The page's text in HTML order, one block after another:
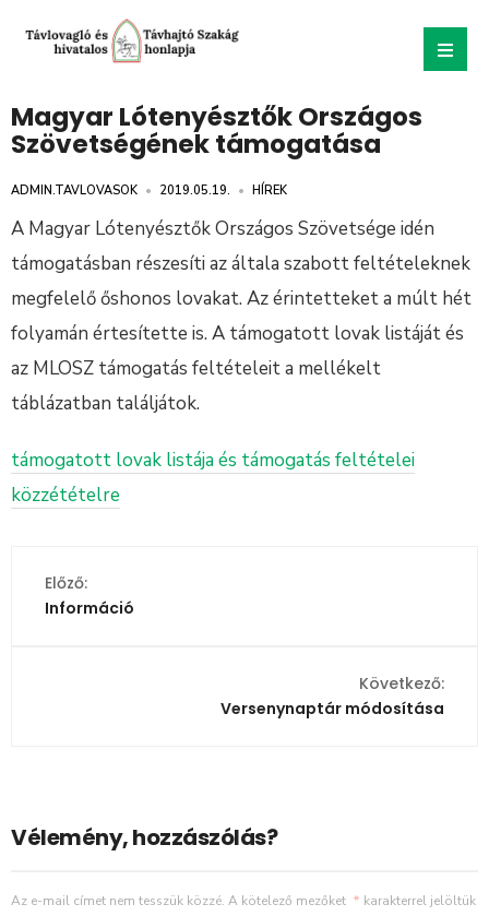
Magyar Lótenyésztők Országos
Szövetségének támogatása
ADMIN.TAVLOVASOK • 2019.05.19. • HÍREK
A Magyar Lótenyésztők Országos Szövetsége idén
támogatásban részesíti az általa szabott feltételeknek
megfelelő őshonos lovakat. Az érintetteket a múlt hét
folyamán értesítette is. A támogatott lovak listáját és
az MLOSZ támogatás feltételeit a mellékelt
táblázatban találjátok.
támogatott lovak listája és támogatás feltételei
közzétételre
Előző:
Információ
Következő:
Versenynaptár módosítása
Vélemény, hozzászólás?
Az e-mail címet nem tesszük közzé. A kötelező mezőket * karakterrel jelöltük